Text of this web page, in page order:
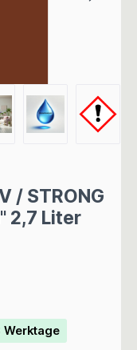
/ STRONG
2,7 Liter
Werktage